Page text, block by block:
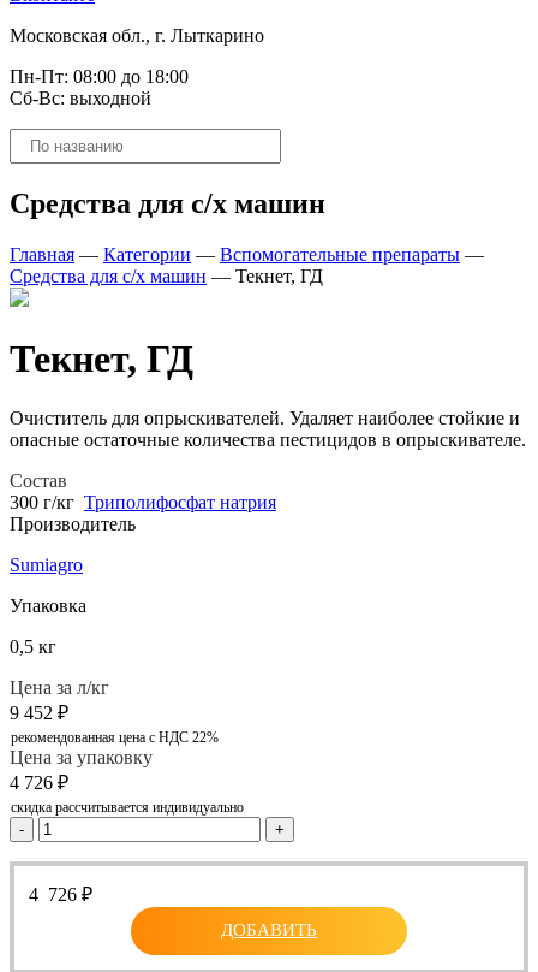
Московская обл., г. Лыткарино
Пн-Пт: 08:00 до 18:00
Сб-Вс: выходной
Поиск
товаров
Средства для с/х машин
Главная — Категории — Вспомогательные препараты —
Средства для с/х машин — Текнет, ГД
Текнет, ГД
Очиститель для опрыскивателей. Удаляет наиболее стойкие и
опасные остаточные количества пестицидов в опрыскивателе.
Состав
300 г/кг Триполифосфат натрия
Производитель
Sumiagro
Упаковка
0,5 кг
Цена за л/кг
9 452 ₽
рекомендованная цена с НДС 22%
Цена за упаковку
4 726 ₽
скидка рассчитывается индивидуально
- +
4 726 ₽
ДОБАВИТЬ